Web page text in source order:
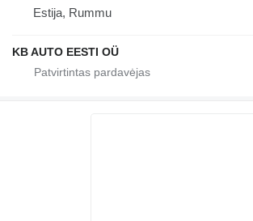
Estija, Rummu
KB AUTO EESTI OÜ